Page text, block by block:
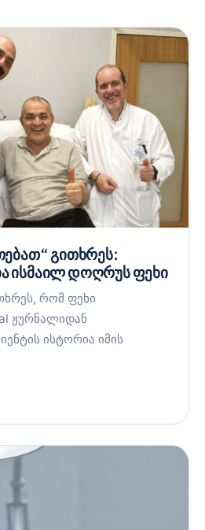
გითხრეს:
ისმაილ დოღრუს ფეხი
რომ ფეხი
ჟურნალიდან
ისტორია იმის